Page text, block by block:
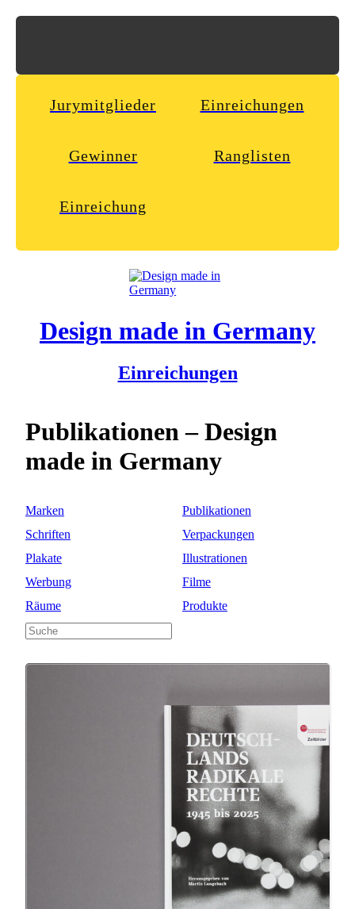
Jurymitglieder Einreichungen
Gewinner Ranglisten
Einreichung
Design made in Germany
Einreichungen
Publikationen – Design
made in Germany
Marken
Publikationen
Schriften
Verpackungen
Plakate
Illustrationen
Werbung
Filme
Räume
Produkte